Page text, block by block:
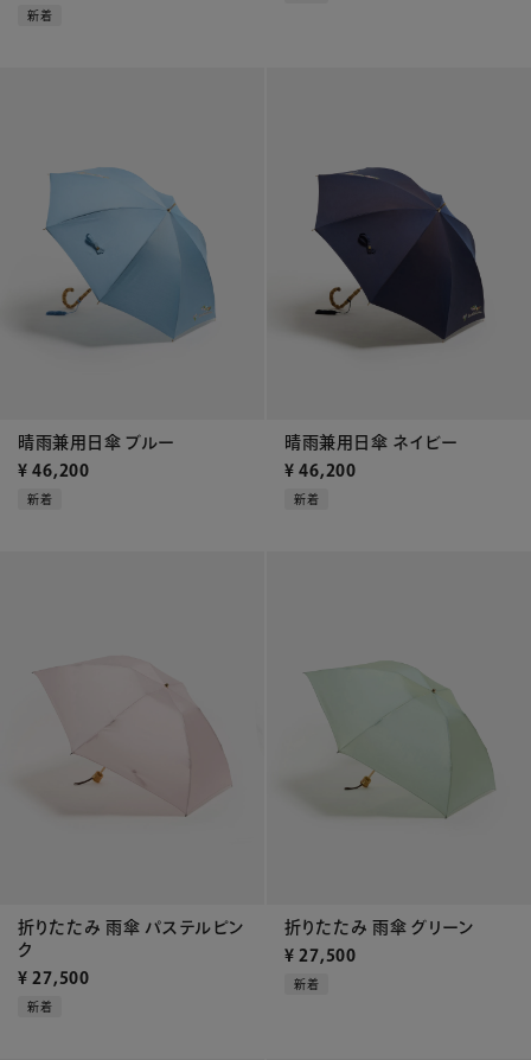
新着
晴雨兼用日傘 ブルー
¥ 46,200
新着
晴雨兼用日傘 ネイビー
¥ 46,200
新着
折りたたみ 雨傘 パステルピン
ク
¥ 27,500
新着
折りたたみ 雨傘 グリーン
¥ 27,500
新着